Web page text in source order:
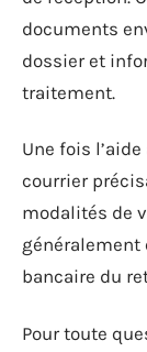
documents
dossier et
traitement.
Une fois
courrier
modalités de
bancaire du
Pour toute